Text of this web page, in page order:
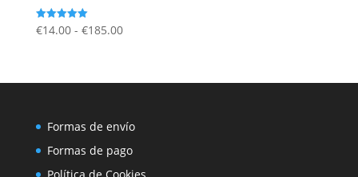
Valorado
con
€14.00 - €185.00Rango
desde
hasta
Formas de envío
Formas de pago